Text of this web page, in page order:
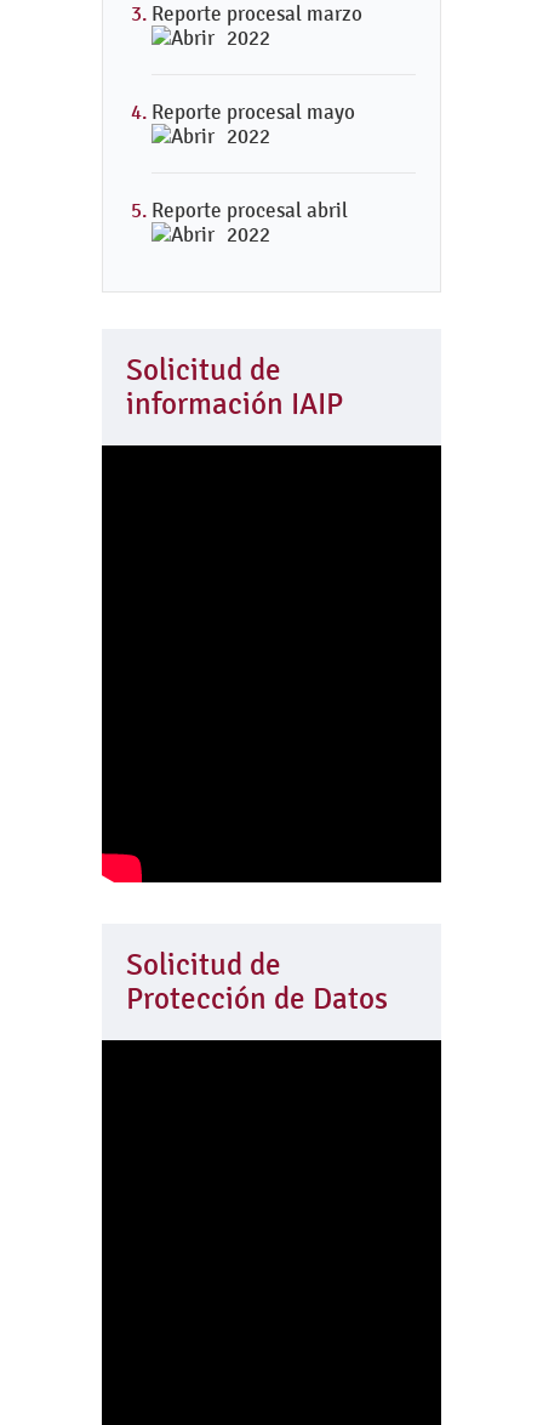
Reporte procesal marzo
2022
Reporte procesal mayo
2022
Reporte procesal abril
2022
Solicitud de
información IAIP
Solicitud de
Protección de Datos